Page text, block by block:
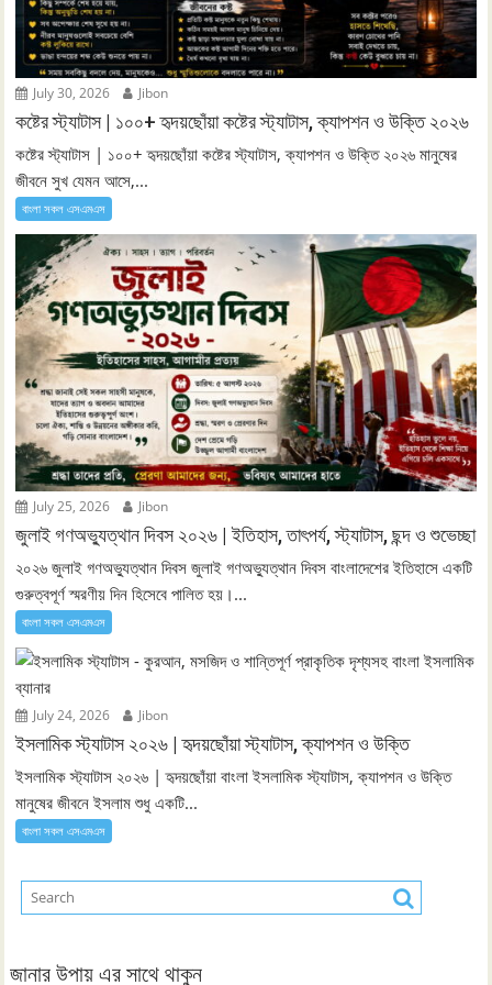
July 30, 2026 Jibon
কষ্টের স্ট্যাটাস | ১০০+ হৃদয়ছোঁয়া কষ্টের স্ট্যাটাস, ক্যাপশন ও উক্তি ২০২৬
কষ্টের স্ট্যাটাস | ১০০+ হৃদয়ছোঁয়া কষ্টের স্ট্যাটাস, ক্যাপশন ও উক্তি ২০২৬ মানুষের
জীবনে সুখ যেমন আসে,...
বাংলা সকল এসএমএস
July 25, 2026 Jibon
জুলাই গণঅভ্যুত্থান দিবস ২০২৬ | ইতিহাস, তাৎপর্য, স্ট্যাটাস, ছন্দ ও শুভেচ্ছা
২০২৬ জুলাই গণঅভ্যুত্থান দিবস জুলাই গণঅভ্যুত্থান দিবস বাংলাদেশের ইতিহাসে একটি
গুরুত্বপূর্ণ স্মরণীয় দিন হিসেবে পালিত হয়।...
বাংলা সকল এসএমএস
July 24, 2026 Jibon
ইসলামিক স্ট্যাটাস ২০২৬ | হৃদয়ছোঁয়া স্ট্যাটাস, ক্যাপশন ও উক্তি
ইসলামিক স্ট্যাটাস ২০২৬ | হৃদয়ছোঁয়া বাংলা ইসলামিক স্ট্যাটাস, ক্যাপশন ও উক্তি
মানুষের জীবনে ইসলাম শুধু একটি...
বাংলা সকল এসএমএস
জানার উপায় এর সাথে থাকুন